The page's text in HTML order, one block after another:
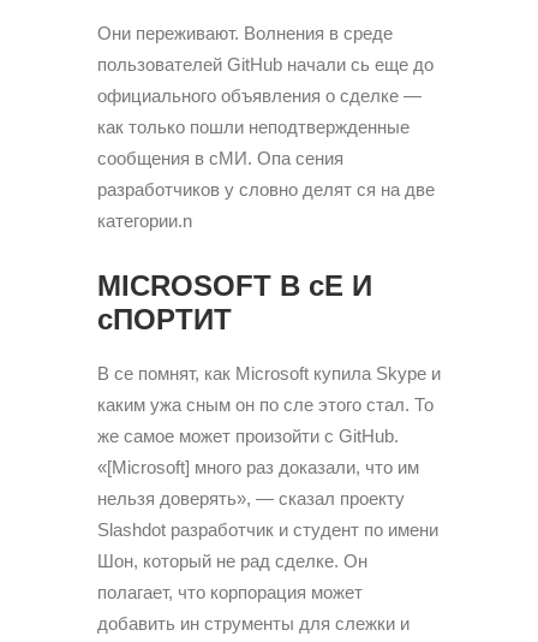
Они переживают. Волнения в среде
пользователей GitHub начали сь еще до
официального объявления о сделке —
как только пошли неподтвержденные
сообщения в сМИ. Опа сения
разработчиков у словно делят ся на две
категории.n
MICROSOFT В сЕ И
сПОРТИТ
В се помнят, как Microsoft купила Skype и
каким ужа сным он по сле этого стал. То
же самое может произойти с GitHub.
«[Microsoft] много раз доказали, что им
нельзя доверять», — сказал проекту
Slashdot разработчик и студент по имени
Шон, который не рад сделке. Он
полагает, что корпорация может
добавить ин струменты для слежки и